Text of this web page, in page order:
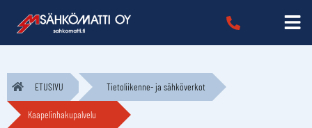
ETUSIVU Tietoliikenne- ja sähköverkot
Kaapelinhakupalvelu